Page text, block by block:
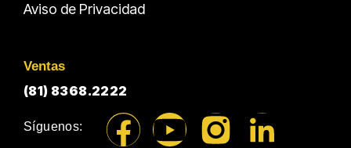
Aviso de Privacidad
Ventas
(81) 8368.2222
Síguenos: